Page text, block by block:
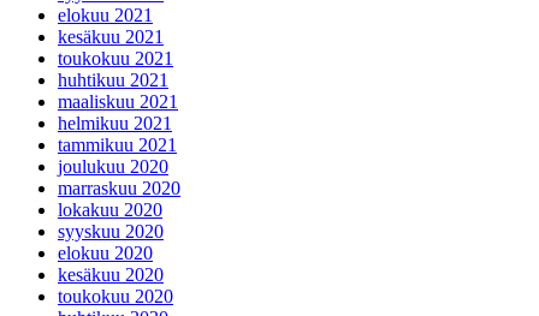
elokuu 2021
kesäkuu 2021
toukokuu 2021
huhtikuu 2021
maaliskuu 2021
helmikuu 2021
tammikuu 2021
joulukuu 2020
marraskuu 2020
lokakuu 2020
syyskuu 2020
elokuu 2020
kesäkuu 2020
toukokuu 2020